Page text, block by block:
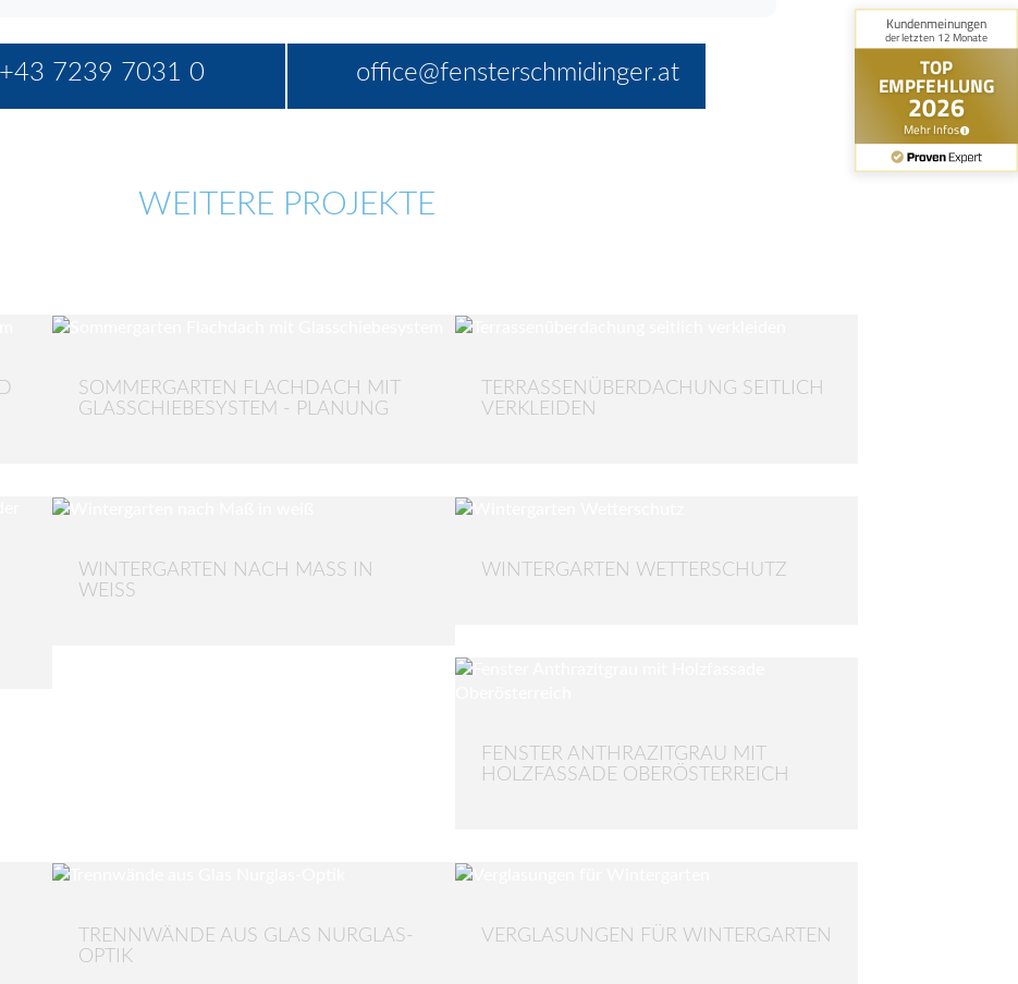
+43 7239 7031 0 office@fensterschmidinger.at
WEITERE PROJEKTE
SOMMERGARTEN FLACHDACH MIT
GLASSCHIEBESYSTEM - PLANUNG
TERRASSENÜBERDACHUNG SEITLICH
VERKLEIDEN
WINTERGARTEN NACH MASS IN W
EISS
WINTERGARTEN WETTERSCHUTZ
FENSTER ANTHRAZITGRAU MIT
HOLZFASSADE OBERÖSTERREICH
TRENNWÄNDE AUS GLAS NURGLAS-
OPTIK
VERGLASUNGEN FÜR WINTERGARTEN